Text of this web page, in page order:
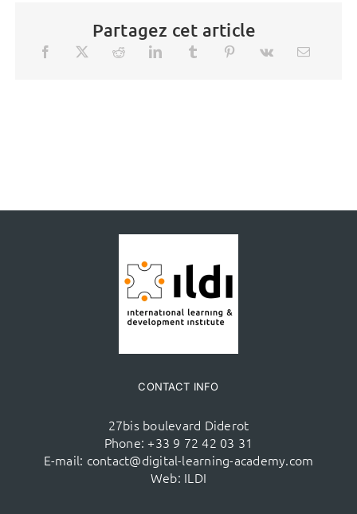
Partagez cet article
CONTACT INFO
27bis boulevard Diderot
Phone: +33 9 72 42 03 31
E-mail: contact@digital-learning-academy.com
Web: ILDI